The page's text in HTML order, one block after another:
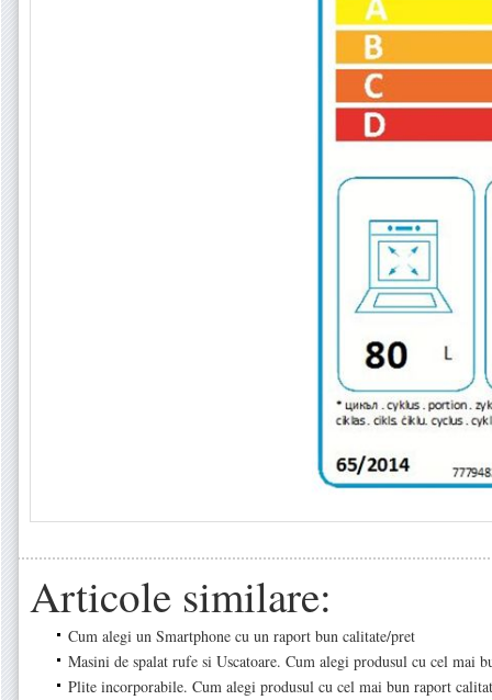
Articole similare:
Cum alegi un Smartphone cu un raport bun calitate/pret
Masini de spalat rufe si Uscatoare. Cum alegi produsul cu cel mai
Plite incorporabile. Cum alegi produsul cu cel mai bun raport